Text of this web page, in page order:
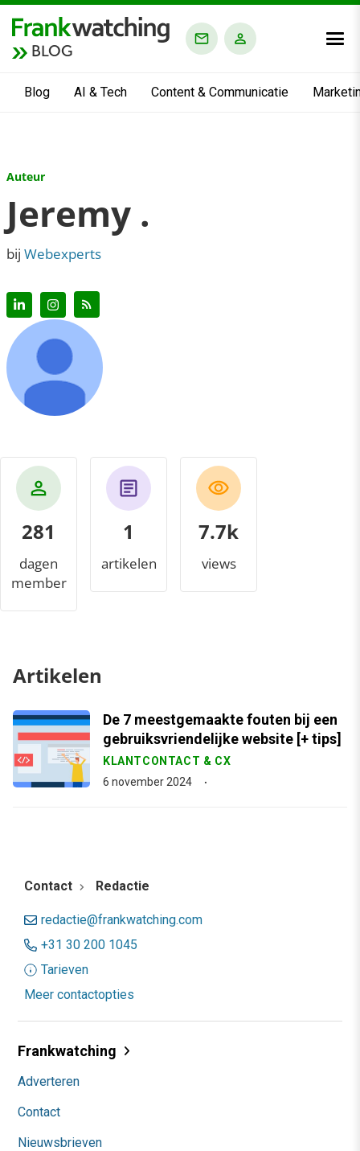
BLOG
Blog AI & Tech Content & Communicatie
Auteur
Jeremy .
bij Webexperts
281
dagen
member
1
artikelen
8.2k
views
Artikelen
De 7 meestgemaakte fouten bij een
gebruiksvriendelijke website [+ tips]
KLANTCONTACT & CX
6 november 2024
Contact Redactie
redactie@frankwatching.com
+31 30 200 1045
Tarieven
Meer contactopties
Frankwatching
Adverteren
Contact
Nieuwsbrieven